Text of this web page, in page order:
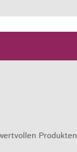
Produkten